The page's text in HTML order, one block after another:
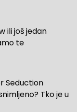
ili još jedan
te
Seduction
Tko je u